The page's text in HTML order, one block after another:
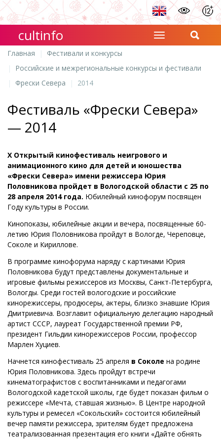
cultinfo
Главная
Фестивали и конкурсы
Российские и межрегиональные конкурсы и фестивали
Фрески Севера
2014
Фестиваль «Фрески Севера»
— 2014
Х Открытый кинофестиваль неигрового и
анимационного кино для детей и юношества
«Фрески Севера» имени режиссера Юрия
Половникова пройдет в Вологодской области с 25 по
28 апреля 2014 года. Юбилейный кинофорум посвящен
Году культуры в России.
Кинопоказы, юбилейные акции и вечера, посвященные 60-
летию Юрия Половникова пройдут в Вологде, Череповце,
Соколе и Кириллове.
В программе кинофорума наряду с картинами Юрия
Половникова будут представлены документальные и
игровые фильмы режиссеров из Москвы, Санкт-Петербурга,
Вологды. Среди гостей вологодские и российские
кинорежиссеры, продюсеры, актеры, близко знавшие Юрия
Дмитриевича. Возглавит официальную делегацию народный
артист СССР, лауреат Государственной премии РФ,
президент Гильдии кинорежиссеров России, профессор
Марлен Хуциев.
Начнется кинофестиваль 25 апреля в Соколе на родине
Юрия Половникова. Здесь пройдут встречи
кинематографистов с воспитанниками и педагогами
Вологодской кадетской школы, где будет показан фильм о
режиссере «Мечта, ставшая жизнью». В Центре народной
культуры и ремесел «Сокольский» состоится юбилейный
вечер памяти режиссера, зрителям будет предложена
театрализованная презентация его книги «Дайте обнять